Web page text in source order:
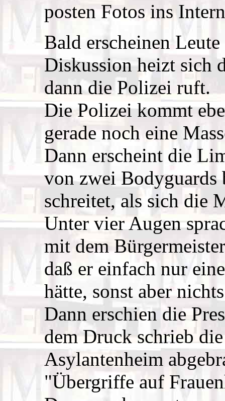
posten Fotos ins
Bald erscheinen
Diskussion heizt sich
dann die Polizei ruft.
Die Polizei kommt
gerade noch eine
Dann erscheint die
von zwei Bodyguards
schreitet, als sich die
Unter vier Augen
mit dem
daß er einfach nur
hätte, sonst aber
Dann erschien die
dem Druck schrieb
Asylantenheim
"Übergriffe auf